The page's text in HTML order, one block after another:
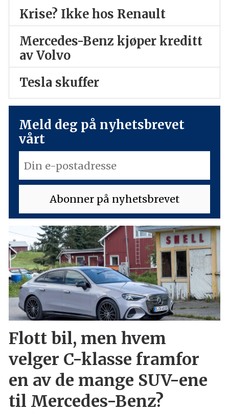
Krise? Ikke hos Renault
Mercedes-Benz kjøper kreditt
av Volvo
Tesla skuffer
Meld deg på nyhetsbrevet
vårt
Flott bil, men hvem
velger C-klasse framfor
en av de mange SUV-ene
til Mercedes-Benz?